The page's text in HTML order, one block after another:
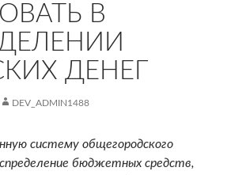
В
ДЕНЕГ
DEV_ADMIN1488
систему общегородского
бюджетных средств,